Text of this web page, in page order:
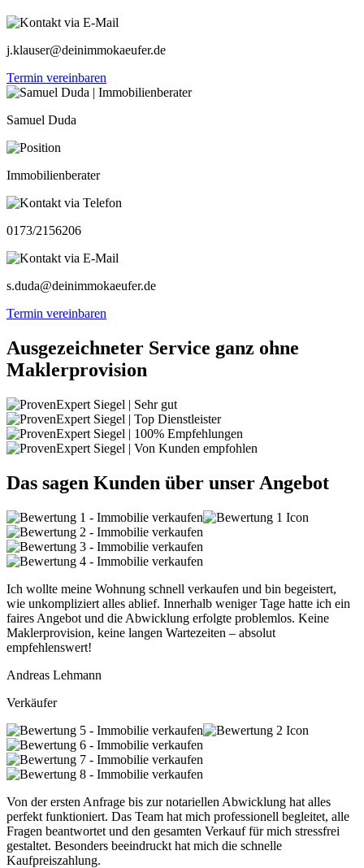
j.klauser@deinimmokaeufer.de
Termin vereinbaren
Samuel Duda
Immobilienberater
0173/2156206
s.duda@deinimmokaeufer.de
Termin vereinbaren
Ausgezeichneter Service ganz ohne
Maklerprovision
Das sagen Kunden über unser Angebot
Ich wollte meine Wohnung schnell verkaufen und bin begeistert,
wie unkompliziert alles ablief. Innerhalb weniger Tage hatte ich ein
faires Angebot und die Abwicklung erfolgte problemlos. Keine
Maklerprovision, keine langen Wartezeiten – absolut
empfehlenswert!
Andreas Lehmann
Verkäufer
Von der ersten Anfrage bis zur notariellen Abwicklung hat alles
perfekt funktioniert. Das Team hat mich professionell begleitet, alle
Fragen beantwortet und den gesamten Verkauf für mich stressfrei
gestaltet. Besonders beeindruckt hat mich die schnelle
Kaufpreiszahlung.